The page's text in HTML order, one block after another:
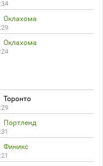
Оклахома
Оклахома
Торонто
Портленд
Финикс